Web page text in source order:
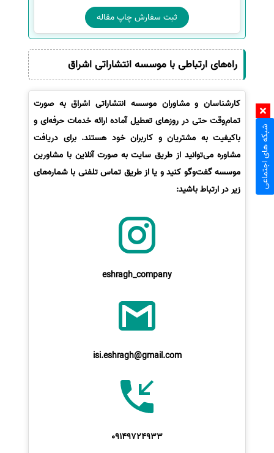
ثبت سفارش چاپ مقاله
راه‌های ارتباطی با موسسه انتشاراتی اشراق
کارشناسان و مشاوران موسسه انتشاراتی اشراق به صورت
تمام‌وقت حتی در روزهای تعطیل آماده ارائه خدمات حرفه‌ای و
باکیفیت به مشتریان و کاربران خود هستند. برای دریافت
مشاوره می‌توانید از طریق سایت به صورت آنلاین با مشاورین
موسسه گفت‌وگو کنید و یا از طریق تماس تلفنی با شماره‌های
زیر در ارتباط باشید:
eshragh_company
isi.eshragh@gmail.com
09149724933
شبکه های اجتماعی